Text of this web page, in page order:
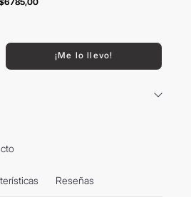
¡Me lo llevo!
Reseñas